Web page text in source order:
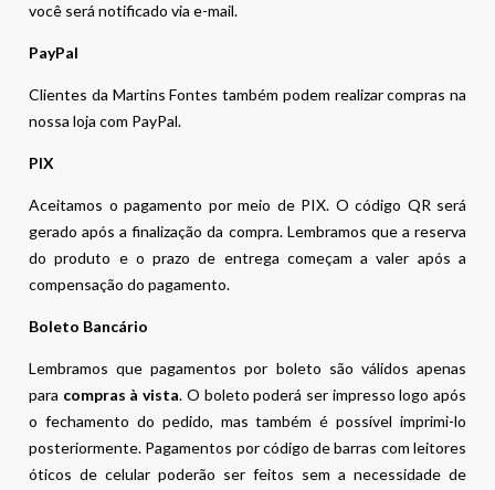
você será notificado via e-mail.
PayPal
Clientes da Martins Fontes também podem realizar compras na
nossa loja com PayPal.
PIX
Aceitamos o pagamento por meio de PIX. O código QR será
gerado após a finalização da compra. Lembramos que a reserva
do produto e o prazo de entrega começam a valer após a
compensação do pagamento.
Boleto Bancário
Lembramos que pagamentos por boleto são válidos apenas
para compras à vista. O boleto poderá ser impresso logo após
o fechamento do pedido, mas também é possível imprimi-lo
posteriormente. Pagamentos por código de barras com leitores
óticos de celular poderão ser feitos sem a necessidade de